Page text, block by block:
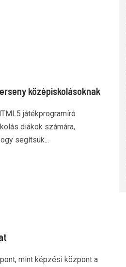
középiskolásoknak
játékprogramíró
diákok számára,
segítsük...
mint képzési központ a